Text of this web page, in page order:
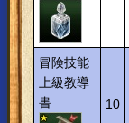
冒険技能
上級教導
書
10